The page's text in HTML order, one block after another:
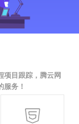
项目跟踪，腾云网
服务！
